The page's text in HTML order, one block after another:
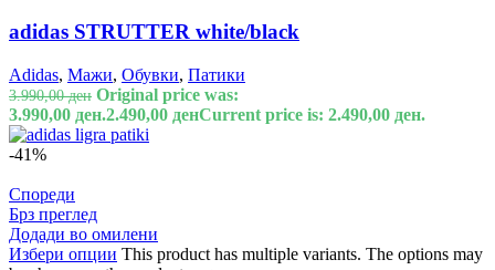
adidas STRUTTER white/black
Adidas, Мажи, Обувки, Патики
3.990,00ден Original price was:
3.990,00 ден.2.490,00 денCurrent price is: 2.490,00 ден.
-41%
Спореди
Брз преглед
Додади во омилени
Избери опции This product has multiple variants. The options may